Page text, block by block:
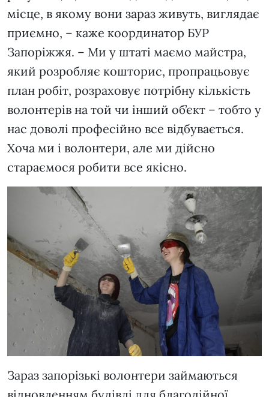
місце, в якому вони зараз живуть, виглядає
приємно, – каже координатор БУР
Запоріжжя. – Ми у штаті маємо майстра,
який розробляє кошторис, пропрацьовує
план робіт, розраховує потрібну кількість
волонтерів на той чи інший об’єкт – тобто у
нас доволі професійно все відбувається.
Хоча ми і волонтери, але ми дійсно
стараємося робити все якісно.
Зараз запорізькі волонтери займаються